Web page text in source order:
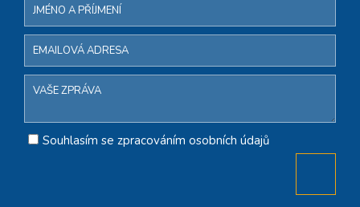
Souhlasím se zpracováním osobních údajů